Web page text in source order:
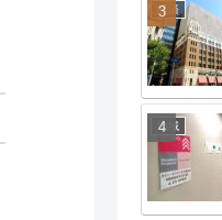
経済
地域